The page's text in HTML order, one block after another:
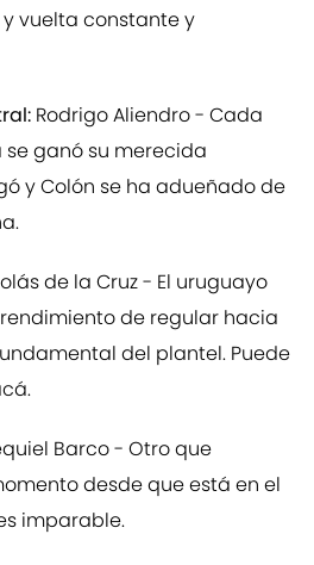
vuelta constante y
Rodrigo Aliendro - Cada
se ganó su merecida
y Colón se ha adueñado de
de la Cruz - El uruguayo
de regular hacia
del plantel. Puede
Barco - Otro que
desde que está en el
imparable.